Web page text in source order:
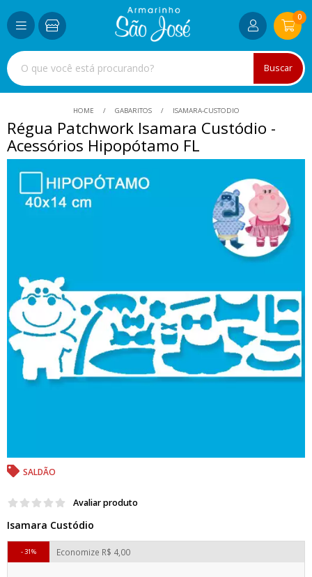
Buscar
0
HOME GABARITOS ISAMARA-CUSTODIO
Régua Patchwork Isamara Custódio -
Acessórios Hipopótamo FL
SALDÃO
Avaliar produto
Isamara Custódio
Economize R$ 4,00
31%